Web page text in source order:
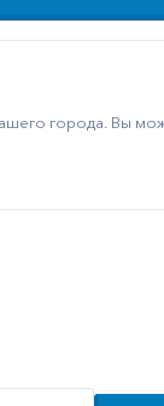
города. Вы